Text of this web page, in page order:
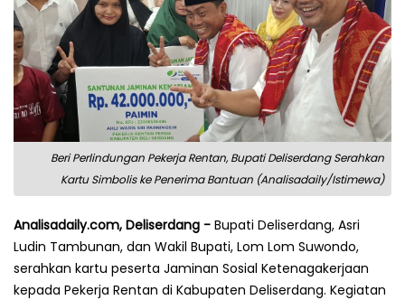
Beri Perlindungan Pekerja Rentan, Bupati Deliserdang Serahkan
Kartu Simbolis ke Penerima Bantuan (Analisadaily/Istimewa)
Analisadaily.com, Deliserdang - Bupati Deliserdang, Asri
Ludin Tambunan, dan Wakil Bupati, Lom Lom Suwondo,
serahkan kartu peserta Jaminan Sosial Ketenagakerjaan
kepada Pekerja Rentan di Kabupaten Deliserdang. Kegiatan